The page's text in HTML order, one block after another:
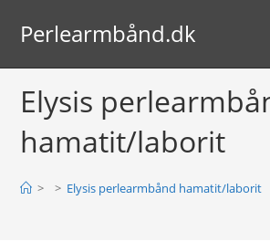
Perlearmbånd.dk
Elysis
hamatit/laborit
> > Elysis perlearmbånd hamatit/laborit